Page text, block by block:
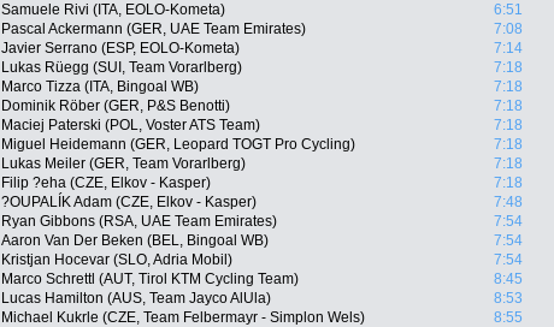
Samuele Rivi (ITA, EOLO-Kometa)
6:51
Pascal Ackermann (GER, UAE Team Emirates)
7:08
Javier Serrano (ESP, EOLO-Kometa)
7:14
Lukas Rüegg (SUI, Team Vorarlberg)
7:18
Marco Tizza (ITA, Bingoal WB)
7:18
Dominik Röber (GER, P&S Benotti)
7:18
Maciej Paterski (POL, Voster ATS Team)
7:18
Miguel Heidemann (GER, Leopard TOGT Pro Cycling)
7:18
Lukas Meiler (GER, Team Vorarlberg)
7:18
Filip ?eha (CZE, Elkov - Kasper)
7:18
?OUPALÍK Adam (CZE, Elkov - Kasper)
7:48
Ryan Gibbons (RSA, UAE Team Emirates)
7:54
Aaron Van Der Beken (BEL, Bingoal WB)
7:54
Kristjan Hocevar (SLO, Adria Mobil)
7:54
Marco Schrettl (AUT, Tirol KTM Cycling Team)
8:45
Lucas Hamilton (AUS, Team Jayco AlUla)
8:53
Michael Kukrle (CZE, Team Felbermayr - Simplon Wels)
8:55